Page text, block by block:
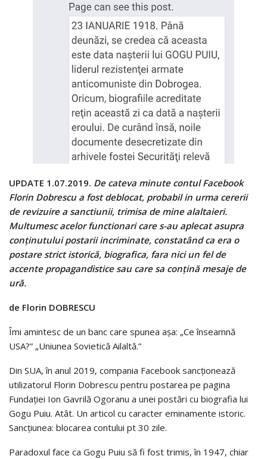
UPDATE 1.07.2019. De cateva minute contul Facebook
Florin Dobrescu a fost deblocat, probabil in urma cererii
de revizuire a sanctiunii, trimisa de mine alaltaieri.
Multumesc acelor functionari care s-au aplecat asupra
conținutului postarii incriminate, constatând ca era o
postare strict istorică, biografica, fara nici un fel de
accente propagandistice sau care sa conțină mesaje de
ură.
de Florin DOBRESCU
Îmi amintesc de un banc care spunea așa: „Ce înseamnă
USA?” „Uniunea Sovietică Ailaltă.”
Din SUA, în anul 2019, compania Facebook sancționează
utilizatorul Florin Dobrescu pentru postarea pe pagina
Fundației Ion Gavrilă Ogoranu a unei postări cu biografia lui
Gogu Puiu. Atât. Un articol cu caracter eminamente istoric.
Sancțiunea: blocarea contului pt 30 zile.
Paradoxul face ca Gogu Puiu să fi fost trimis, în 1947, chiar